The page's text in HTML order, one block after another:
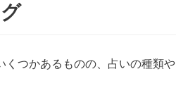
くつかあるものの、占いの種類や